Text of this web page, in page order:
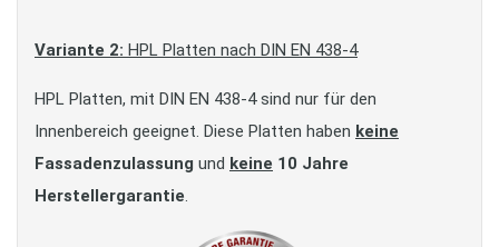
Variante 2: HPL Platten nach DIN EN 438-4
HPL Platten, mit DIN EN 438-4 sind nur für den
Innenbereich geeignet. Diese Platten haben keine
Fassadenzulassung und keine 10 Jahre
Herstellergarantie.